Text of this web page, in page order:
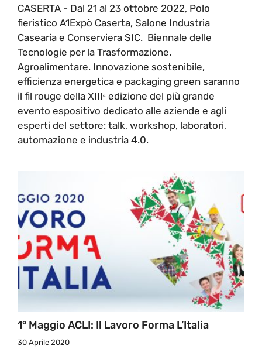
CASERTA - Dal 21 al 23 ottobre 2022, Polo
fieristico A1Expò Caserta, Salone Industria
Casearia e Conserviera SIC. Biennale delle
Tecnologie per la Trasformazione.
Agroalimentare. Innovazione sostenibile,
efficienza energetica e packaging green saranno
il fil rouge della XIIIᵃ edizione del più grande
evento espositivo dedicato alle aziende e agli
esperti del settore: talk, workshop, laboratori,
automazione e industria 4.0.
1° Maggio ACLI: Il Lavoro Forma L’Italia
30 Aprile 2020